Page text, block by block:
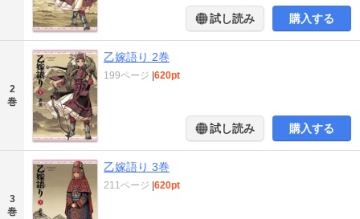
試し読み 購入する
2
巻
乙嫁語り 2巻
199ページ 620pt
試し読み 購入する
3
巻
乙嫁語り 3巻
211ページ 620pt